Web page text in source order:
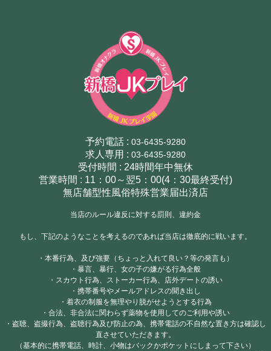
予約電話 : 03-6435-9280
求人専用 : 03-6435-9280
受付時間 : 24時間年中無休
営業時間 : 11：00～翌5：00(4：30最終受付)
無店舗型性風俗特殊営業届出済店
当店のルール違反に対する罰則、違約金
もし、下記のようなことを考えるのであれば当店は徹底的に戦います。
・本番行為、及び強要（ちょっと入れて良い？等の発言も）
・暴言、暴行、女の子の嫌がる行為全般
・スカウト行為、ストーカー行為、店外デートの誘い
・携帯番号やメールアドレスの聞き出し
・着衣の制服を無理やり脱がせようとする行為
・合法、非合法に関わらず薬物を使用してのご利用や誘い
・盗聴、盗撮行為、盗聴行為及び防止の為、携帯電話の不自然な置き方は確認し
直させていただきます。
（基本的に携帯電話、時計、小物はバックかポケットにしまって下さい）